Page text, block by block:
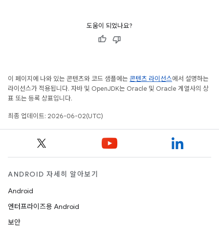
도움이 되었나요?
이 페이지에 나와 있는 콘텐츠와 코드 샘플에는 콘텐츠 라이선스에서 설명하는
라이선스가 적용됩니다. 자바 및 OpenJDK는 Oracle 및 Oracle 계열사의 상
표 또는 등록 상표입니다.
최종 업데이트: 2026-06-02(UTC)
ANDROID 자세히 알아보기
Android
엔터프라이즈용 Android
보안